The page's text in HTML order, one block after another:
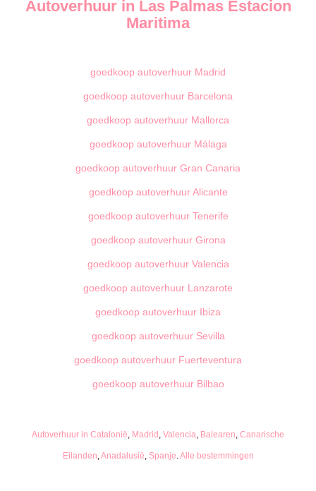
Autoverhuur in Las Palmas Estacion
Maritima
goedkoop autoverhuur Madrid
goedkoop autoverhuur Barcelona
goedkoop autoverhuur Mallorca
goedkoop autoverhuur Málaga
goedkoop autoverhuur Gran Canaria
goedkoop autoverhuur Alicante
goedkoop autoverhuur Tenerife
goedkoop autoverhuur Girona
goedkoop autoverhuur Valencia
goedkoop autoverhuur Lanzarote
goedkoop autoverhuur Ibiza
goedkoop autoverhuur Sevilla
goedkoop autoverhuur Fuerteventura
goedkoop autoverhuur Bilbao
Autoverhuur in Catalonië, Madrid , Valencia, Balearen, Canarische
Eilanden,Anadalusië, Spanje.Alle bestemmingen